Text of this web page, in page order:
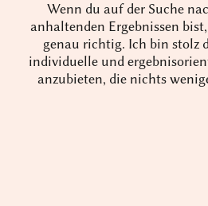
Wenn du auf der Suche
anhaltenden Ergebnissen
genau richtig. Ich bin stolz
individuelle und
anzubieten, die nichts